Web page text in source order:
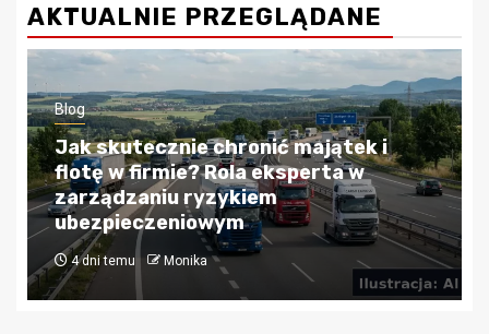
AKTUALNIE PRZEGLĄDANE
Blog
Kredyty hipoteczne w Krakowie:
Przewodnik po bezpiecznym
finansowaniu nieruchomości
4 tygodnie temu Monika